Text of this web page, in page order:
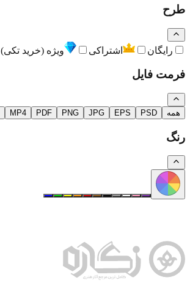
طرح
رایگان اشتراکی ویژه (خرید تکی)
فرمت فایل
همه PSD
EPS
JPG
PNG
PDF
MP4
رنگ